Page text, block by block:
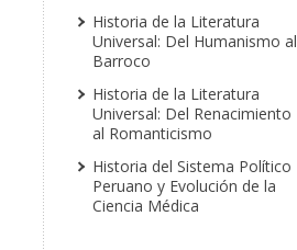
Historia de la Literatura
Universal: Del Humanismo al
Barroco
Historia de la Literatura
Universal: Del Renacimiento
al Romanticismo
Historia del Sistema Político
Peruano y Evolución de la
Ciencia Médica